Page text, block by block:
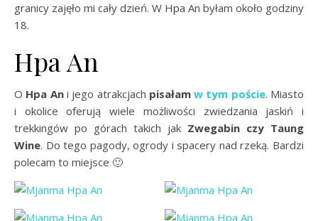
granicy zajęło mi cały dzień. W Hpa An byłam około godziny
18.
Hpa An
O Hpa Ani jego atrakcjach pisałamw tym poście. Miasto
i okolice oferują wiele możliwości zwiedzania jaskiń i
trekkingów po górach takich jak Zwegabin czy Taung
Wine. Do tego pagody, ogrody i spacery nad rzeką. Bardzi
polecam to miejsce 🙂